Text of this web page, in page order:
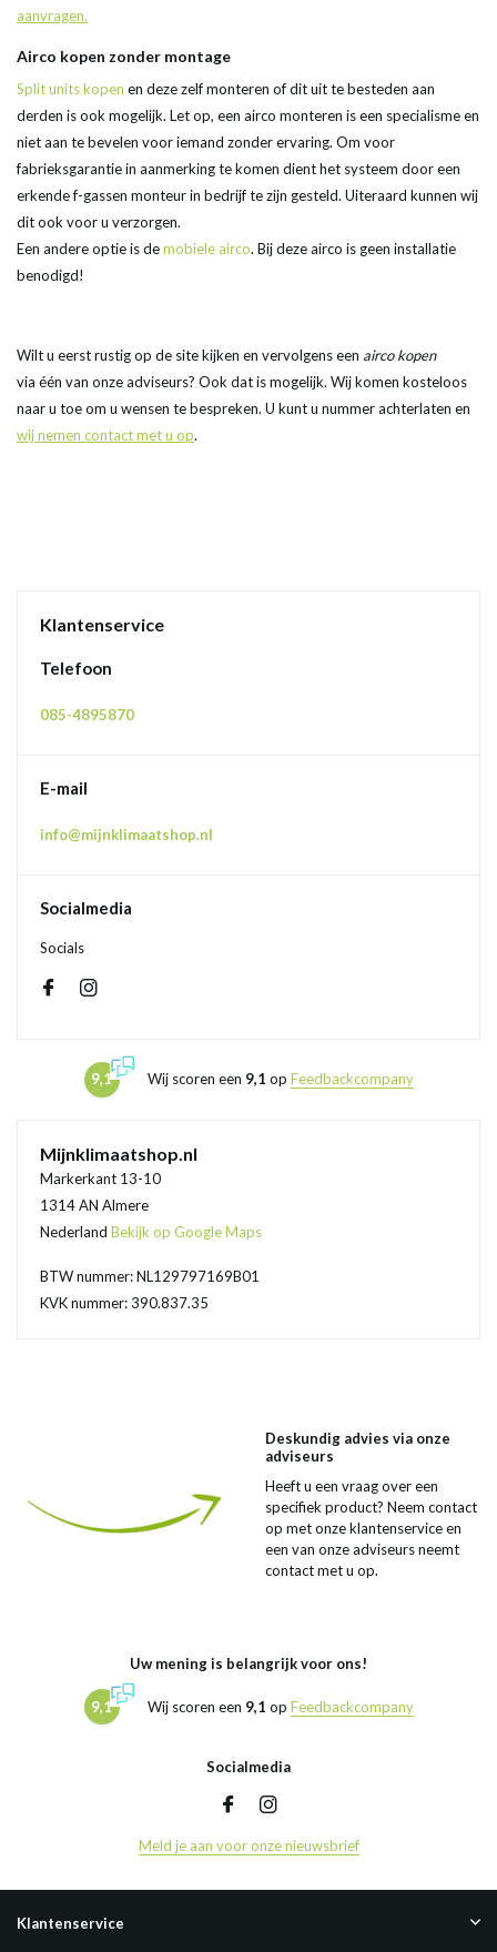
aanvragen.
Airco kopen zonder montage
Split units kopen en deze zelf monteren of dit uit te besteden aan
derden is ook mogelijk. Let op, een airco monteren is een specialisme en
niet aan te bevelen voor iemand zonder ervaring. Om voor
fabrieksgarantie in aanmerking te komen dient het systeem door een
erkende f-gassen monteur in bedrijf te zijn gesteld. Uiteraard kunnen wij
dit ook voor u verzorgen.
Een andere optie is demobiele airco. Bij deze airco is geen installatie
benodigd!
Wilt u eerst rustig op de site kijken en vervolgens een airco kopen
via één van onze adviseurs? Ook dat is mogelijk. Wij komen kosteloos
naar u toe om u wensen te bespreken. U kunt u nummer achterlaten en
wij nemen contact met u op.
Klantenservice
Telefoon
085-4895870
E-mail
info@mijnklimaatshop.nl
Socialmedia
Socials
9,1 Wij scoren een 9,1 op Feedbackcompany
Mijnklimaatshop.nl
Markerkant 13-10
1314 AN Almere
Nederland Bekijk op Google Maps
BTW nummer: NL129797169B01
KVK nummer: 390.837.35
Deskundig advies via onze
adviseurs
Heeft u een vraag over een
specifiek product? Neem contact
op met onze klantenservice en
een van onze adviseurs neemt
contact met u op.
Uw mening is belangrijk voor ons!
9,1 Wij scoren een 9,1 op Feedbackcompany
Socialmedia
Meld je aan voor onze nieuwsbrief
Klantenservice